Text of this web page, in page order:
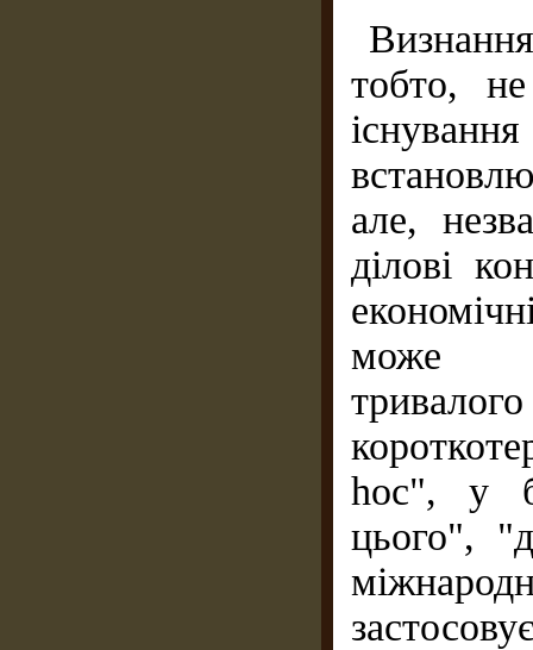
тобто,
але,
ділові
може
hoc", у
цього",